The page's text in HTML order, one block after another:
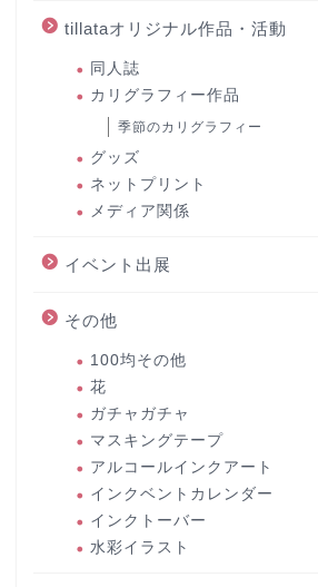
tillataオリジナル作品・活動
同人誌
カリグラフィー作品
季節のカリグラフィー
グッズ
ネットプリント
メディア関係
イベント出展
その他
100均その他
花
ガチャガチャ
マスキングテープ
アルコールインクアート
インクベントカレンダー
インクトーバー
水彩イラスト